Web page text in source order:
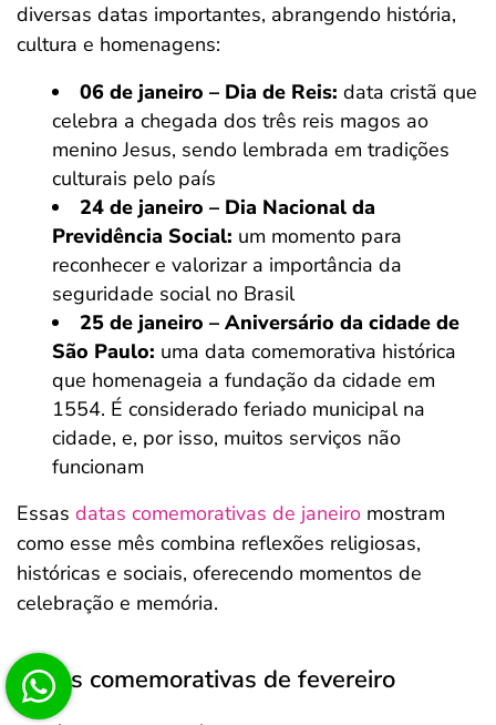
diversas datas importantes, abrangendo história,
cultura e homenagens:
06 de janeiro – Dia de Reis: data cristã que
celebra a chegada dos três reis magos ao
menino Jesus, sendo lembrada em tradições
culturais pelo país
24 de janeiro – Dia Nacional da
Previdência Social: um momento para
reconhecer e valorizar a importância da
seguridade social no Brasil
25 de janeiro – Aniversário da cidade de
São Paulo: uma data comemorativa histórica
que homenageia a fundação da cidade em
1554. É considerado feriado municipal na
cidade, e, por isso, muitos serviços não
funcionam
Essas datas comemorativas de janeiro mostram
como esse mês combina reflexões religiosas,
históricas e sociais, oferecendo momentos de
celebração e memória.
Datas comemorativas de fevereiro